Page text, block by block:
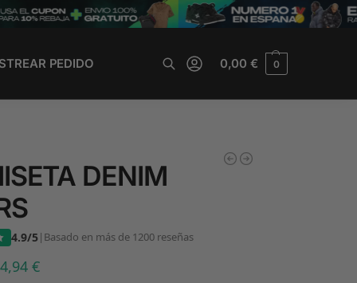
PEDIDO 0,00€ 0
DENIM
4.9/5| Basado en más de 1200 reseñas
€